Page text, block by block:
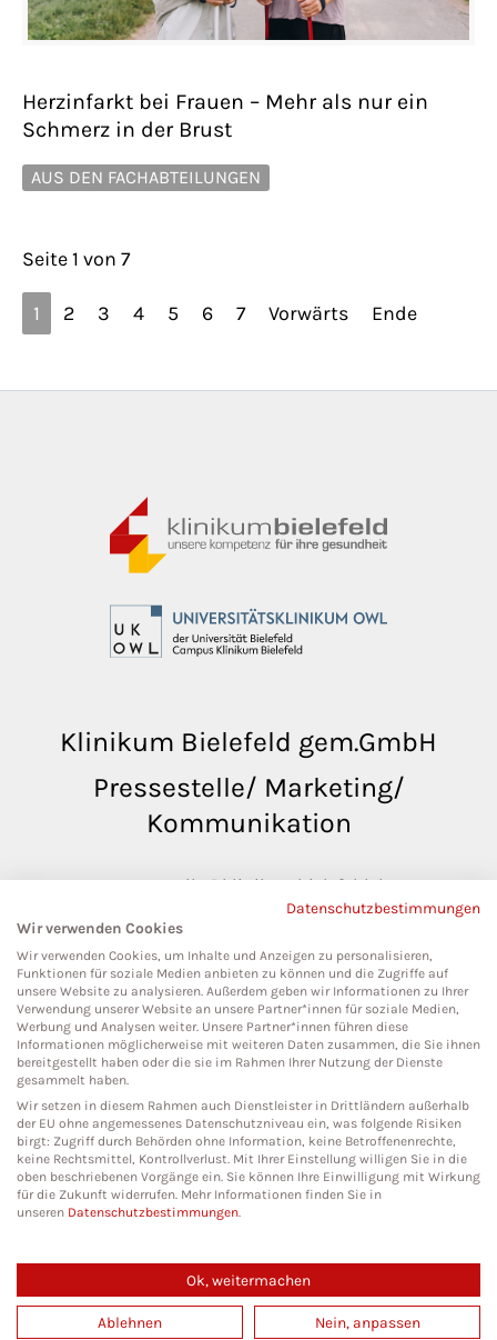
Herzinfarkt bei Frauen – Mehr als nur ein
Schmerz in der Brust
AUS DEN FACHABTEILUNGEN
Seite 1 von 7
1 2 3 4 5 6 7 Vorwärts Ende
Klinikum Bielefeld gem.GmbH
Pressestelle/ Marketing/
Kommunikation
pressestelle@klinikumbielefeld.de
Teutoburger Str. 50
33604 Bielefeld
Social Media
Copyright 2026. All Rights Reserved.
Datenschutzbestimmungen
Wir verwenden Cookies
Wir verwenden Cookies, um Inhalte und Anzeigen zu personalisieren,
Funktionen für soziale Medien anbieten zu können und die Zugriffe auf
unsere Website zu analysieren. Außerdem geben wir Informationen zu Ihrer
Verwendung unserer Website an unsere Partner*innen für soziale Medien,
Werbung und Analysen weiter. Unsere Partner*innen führen diese
Informationen möglicherweise mit weiteren Daten zusammen, die Sie ihnen
bereitgestellt haben oder die sie im Rahmen Ihrer Nutzung der Dienste
gesammelt haben.
Wir setzen in diesem Rahmen auch Dienstleister in Drittländern außerhalb
der EU ohne angemessenes Datenschutzniveau ein, was folgende Risiken
birgt: Zugriff durch Behörden ohne Information, keine Betroffenenrechte,
keine Rechtsmittel, Kontrollverlust. Mit Ihrer Einstellung willigen Sie in die
oben beschriebenen Vorgänge ein. Sie können Ihre Einwilligung mit Wirkung
für die Zukunft widerrufen. Mehr Informationen finden Sie in
unseren Datenschutzbestimmungen.
Ok, weitermachen
Ablehnen Nein, anpassen